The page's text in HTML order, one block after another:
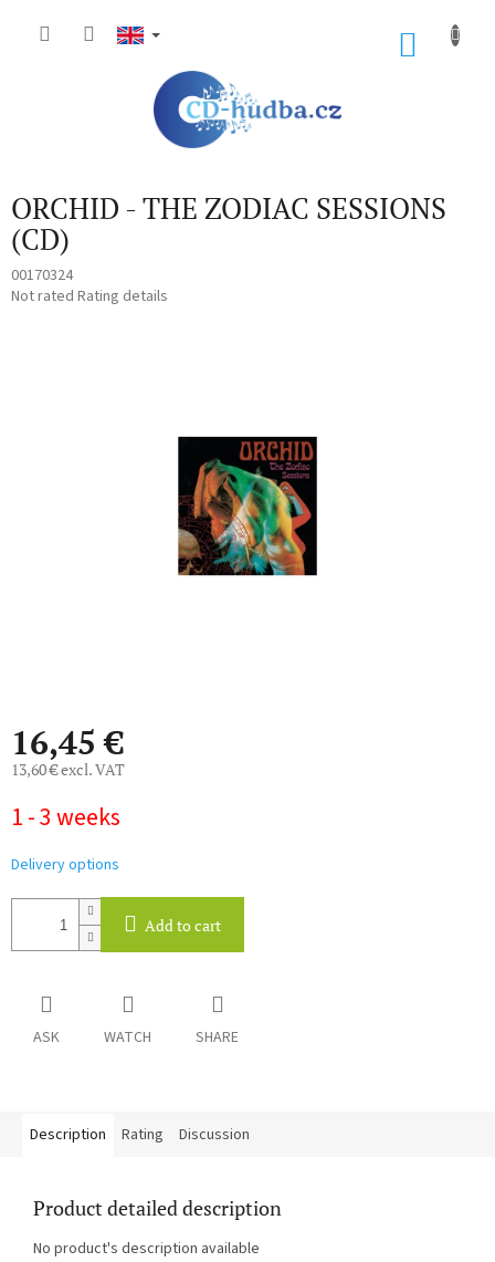
ORCHID - THE ZODIAC SESSIONS
(CD)
00170324
The
Not rated Rating details
16,45 €
13,60 € excl. VAT
price:
1 - 3 weeks
Delivery options
Add to cart
ASK WATCH SHARE
Description Rating Discussion
Product detailed description
No product's description available